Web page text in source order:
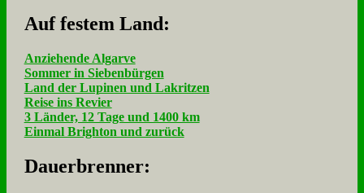
Auf fe­stem Land:
Anziehende Algarve
Sommer in Siebenbürgen
Land der Lupinen und Lakritzen
Reise ins Revier
3 Länder, 12 Tage und 1400 km
Einmal Brighton und zurück
Dau­er­bren­ner: